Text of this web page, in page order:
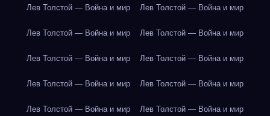
Лев Толстой — Война и мир Лев Толстой — Война и мир
Лев Толстой — Война и мир Лев Толстой — Война и мир
Лев Толстой — Война и мир Лев Толстой — Война и мир
Лев Толстой — Война и мир Лев Толстой — Война и мир
Лев Толстой — Война и мир Лев Толстой — Война и мир